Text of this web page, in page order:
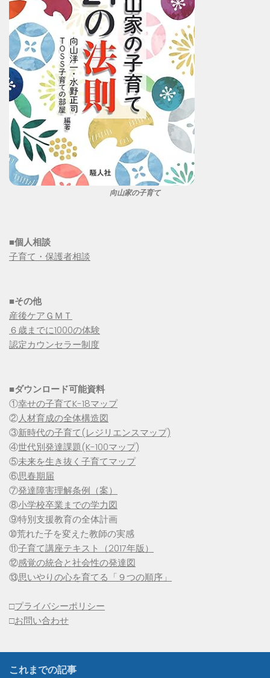
向山家の子育て
■個人相談
子育て・保護者相談
■その他
産後ケアＧＭＴ
６歳までに1000の体験
認定カウンセラー制度
■ダウンロード可能資料
①幸せの子育てK-18マップ
②人材育成の全体構造図
③新時代の子育て(レジリエンスマップ)
④世代別発達課題(K-100マップ)
⑤未来を生き抜く子育てマップ
⑥思春期届
⑦発達障害理解条例（案）
⑧小学校卒業までの学力図
⑨特別支援教育の全体計画
➉荒れた子を変えた教師の実感
⑪子育て講座テキスト（2017年版）
⑫感覚の統合と社会性の発達図
⑬思いやりの心を育てる「９つの順序」
□プライバシーポリシー
□お問い合わせ
これまでの記事